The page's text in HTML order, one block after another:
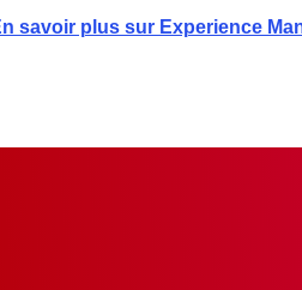
savoir plus sur Experience